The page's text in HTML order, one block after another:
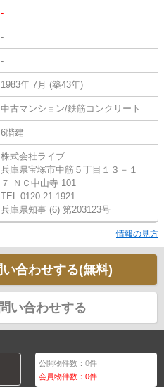
-
-
-
1983年 7月 (築43年)
中古マンション/鉄筋コンクリート
6階建
株式会社ライブ
兵庫県宝塚市中筋５丁目１３－１
７ ＮＣ中山寺 101
TEL:0120-21-1921
兵庫県知事 (6) 第203123号
情報の見方
合わせする(無料)
い合わせする
公開物件数：0件
会員物件数：0件